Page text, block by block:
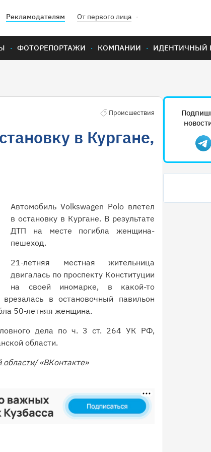
Рекламодателям От первого лица
ФОТОРЕПОРТАЖИ КОМПАНИИ ИДЕНТИЧНЫЙ
Происшествия
в Кургане,
Автомобиль Volkswagen Polo влетел
в остановку в Кургане. В результате
ДТП на месте погибла женщина-
пешеход.
21-летняя местная жительница
двигалась по проспекту Конституции
на своей иномарке, в какой-то
в остановочный павильон
50-летняя женщина.
дела по ч. 3 ст. 264 УК РФ,
области.
области/ «ВКонтакте»